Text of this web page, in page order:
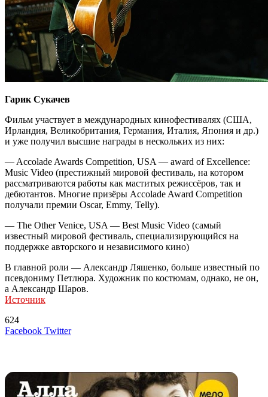
Гарик Сукачев
Фильм участвует в международных кинофестивалях (США,
Ирландия, Великобритания, Германия, Италия, Япония и др.)
и уже получил высшие награды в нескольких из них:
— Accolade Awards Competition, USA — award of Excellence:
Music Video (престижный мировой фестиваль, на котором
рассматриваются работы как маститых режиссёров, так и
дебютантов. Многие призёры Accolade Award Competition
получали премии Oscar, Emmy, Telly).
— The Other Venice, USA — Best Music Video (самый
известный мировой фестиваль, специализирующийся на
поддержке авторского и независимого кино)
В главной роли — Александр Ляшенко, больше известный по
псевдониму Петлюра. Художник по костюмам, однако, не он,
а Александр Шаров.
Источник
624
Facebook TwitterLinkedIn
Tumblr
Reddit
Вконтакте
Одноклассники
Skype
Messenger
Messenger
WhatsApp
Telegram
Viber
Line
Поделиться
Печатать